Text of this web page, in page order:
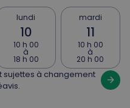
lundi
10
10 h 00
à
18 h 00
mardi
11
10 h 00
à
20 h 00
sujettes à changement
arrow_forward